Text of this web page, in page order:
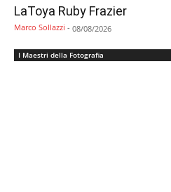
LaToya Ruby Frazier
Marco Sollazzi - 08/08/2026
I Maestri della Fotografia